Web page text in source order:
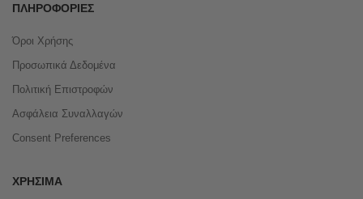
ΠΛΗΡΟΦΟΡΊΕΣ
Όροι Χρήσης
Προσωπικά Δεδομένα
Πολιτική Επιστροφών
Ασφάλεια Συναλλαγών
Consent Preferences
ΧΡΉΣΙΜΑ